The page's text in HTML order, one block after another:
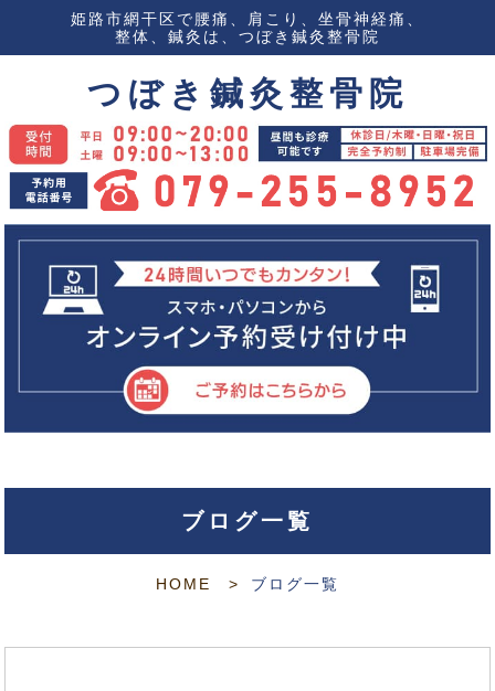
姫路市網干区で腰痛、肩こり、坐骨神経痛、
整体、鍼灸は、つぼき鍼灸整骨院
つぼき鍼灸整骨院
ブログ一覧
HOME ブログ一覧